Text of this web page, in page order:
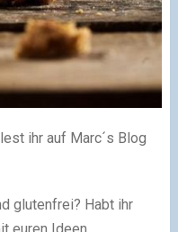
ihr auf Marc´s Blog
glutenfrei? Habt ihr